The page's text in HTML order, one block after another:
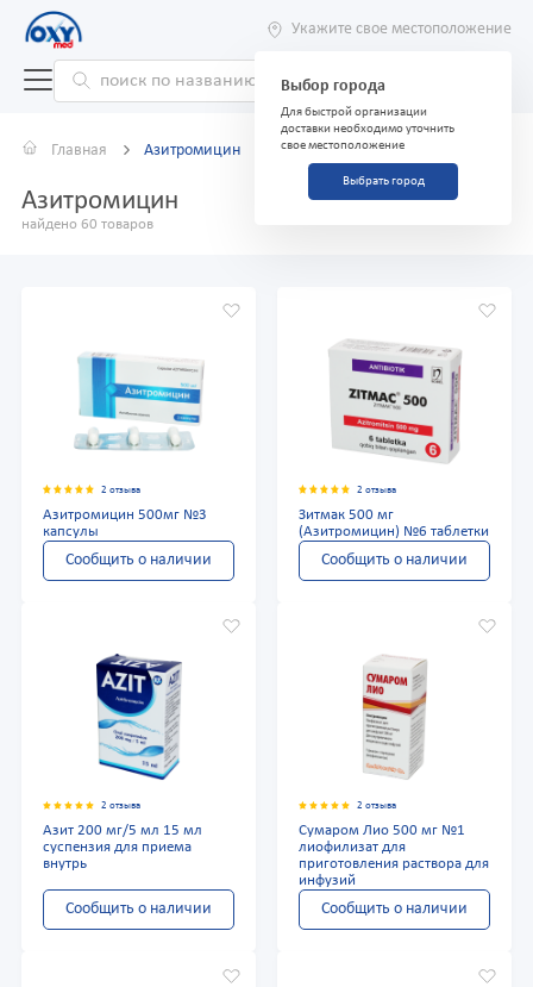
Укажите свое местоположение
Выбор города
Для быстрой организации
доставки необходимо уточнить
свое местоположение
Выбрать город
Главная Азитромицин
Азитромицин
найдено 60 товаров
2 отзыва
Азитромицин 500мг №3
капсулы
Сообщить о наличии
2 отзыва
Зитмак 500 мг
(Азитромицин) №6 таблетки
Сообщить о наличии
2 отзыва
Азит 200 мг/5 мл 15 мл
суспензия для приема
внутрь
Сообщить о наличии
2 отзыва
Сумаром Лио 500 мг №1
лиофилизат для
приготовления раствора для
инфузий
Сообщить о наличии